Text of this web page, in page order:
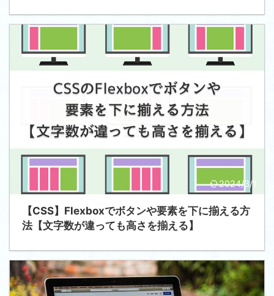
2024/3/1
【CSS】Flexboxでボタンや要素を下に揃える方
法【文字数が違っても高さを揃える】